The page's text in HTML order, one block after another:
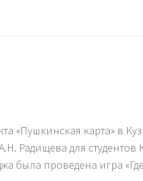
«Пушкинская карта» в
Радищева для студентов
была проведена игра